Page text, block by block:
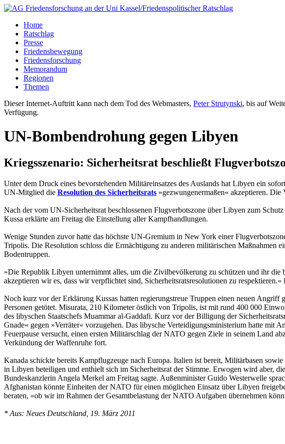
Home
Ratschlag
Presse
Friedensbewegung
Friedensforschung
Memorandum
Regionen
Themen
Dieser Internet-Auftritt kann nach dem Tod des Webmasters, Peter Strutynski, bis auf
Verfügung.
UN-Bombendrohung gegen Libyen
Kriegsszenario: Sicherheitsrat beschließt
Unter dem Druck eines bevorstehenden Militäreinsatzes des Auslands hat Libyen ein
UN-Mitglied die Resolution des Sicherheitsrats »gezwungenermaßen« akzeptieren.
Nach der vom UN-Sicherheitsrat beschlossenen Flugverbotszone über Libyen zum
Kussa erklärte am Freitag die Einstellung aller Kampfhandlungen.
Wenige Stunden zuvor hatte das höchste UN-Gremium in New York einer
Tripolis. Die Resolution schloss die Ermächtigung zu anderen militärischen Maßnahmen
Bodentruppen.
»Die Republik Libyen unternimmt alles, um die Zivilbevölkerung zu schützen und ihr
akzeptieren wir es, dass wir verpflichtet sind, Sicherheitsratsresolutionen zu
Noch kurz vor der Erklärung Kussas hatten regierungstreue Truppen einen neuen
Personen getötet. Misurata, 210 Kilometer östlich von Tripolis, ist mit rund 400 000
des libyschen Staatschefs Muammar al-Gaddafi. Kurz vor der Billigung der
Gnade« gegen »Verräter« vorzugehen. Das libysche Verteidigungsministerium hatte mit
Feuerpause versucht, einen ersten Militärschlag der NATO gegen Ziele in seinem Land
Verkündung der Waffenruhe fort.
Kanada schickte bereits Kampflugzeuge nach Europa. Italien ist bereit, Militärbasen
in Libyen beteiligen und enthielt sich im Sicherheitsrat der Stimme. Erwogen wird aber,
Bundeskanzlerin Angela Merkel am Freitag sagte. Außenminister Guido Westerwelle
Afghanistan könnte Einheiten der NATO für einen möglichen Einsatz über Libyen
beraten, »ob wir im Rahmen der Gesamtbelastung der NATO Aufgaben übernehmen
* Aus: Neues Deutschland, 19. März 2011